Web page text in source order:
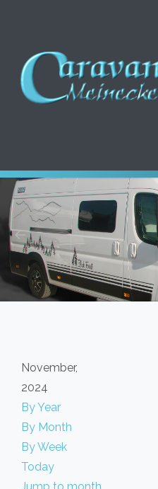
November,
2024
By Year
By Month
By Week
Today